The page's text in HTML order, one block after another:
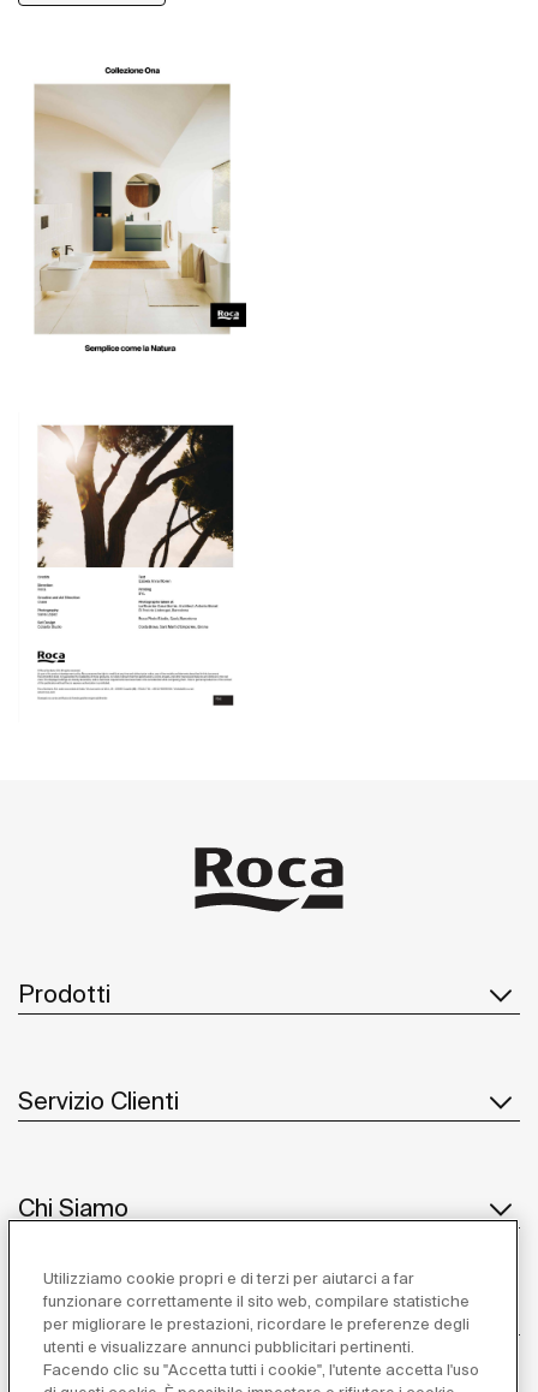
Prodotti
Servizio Clienti
Chi Siamo
Ispirazione
Seguiteci
Utilizziamo cookie propri e di terzi per aiutarci a far
funzionare correttamente il sito web, compilare statistiche
per migliorare le prestazioni, ricordare le preferenze degli
utenti e visualizzare annunci pubblicitari pertinenti.
Facendo clic su "Accetta tutti i cookie", l'utente accetta l'uso